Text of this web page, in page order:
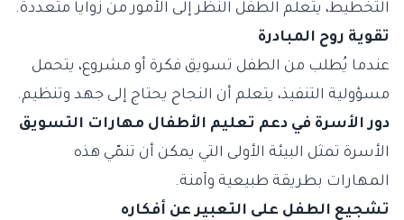
التخطيط، يتعلم الطفل النظر إلى الأمور من زوايا متعددة.
تقوية روح المبادرة
عندما يُطلب من الطفل تسويق فكرة أو مشروع، يتحمل
مسؤولية التنفيذ، يتعلم أن النجاح يحتاج إلى جهد وتنظيم.
دور الأسرة في دعم تعليم الأطفال مهارات التسويق
الأسرة تمثل البيئة الأولى التي يمكن أن تنمّي هذه
المهارات بطريقة طبيعية وآمنة.
تشجيع الطفل على التعبير عن أفكاره